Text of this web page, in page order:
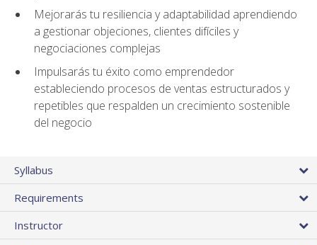
Mejorarás tu resiliencia y adaptabilidad aprendiendo
a gestionar objeciones, clientes difíciles y
negociaciones complejas
Impulsarás tu éxito como emprendedor
estableciendo procesos de ventas estructurados y
repetibles que respalden un crecimiento sostenible
del negocio
Syllabus
Requirements
Instructor